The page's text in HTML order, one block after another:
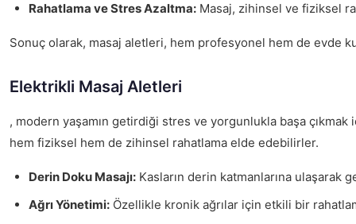
Rahatlama ve Stres Azaltma: Masaj, zihinsel ve fiziksel
Sonuç olarak, masaj aletleri, hem profesyonel hem de evde
Elektrikli Masaj Aletleri
, modern yaşamın getirdiği stres ve yorgunlukla başa
hem fiziksel hem de zihinsel rahatlama elde edebilirler.
Derin Doku Masajı: Kasların derin katmanlarına ulaşarak
Ağrı Yönetimi: Özellikle kronik ağrılar için etkili bir